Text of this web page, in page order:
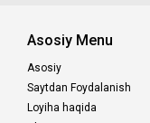
Asosiy Menu
Asosiy
Saytdan Foydalanish
Loyiha haqida